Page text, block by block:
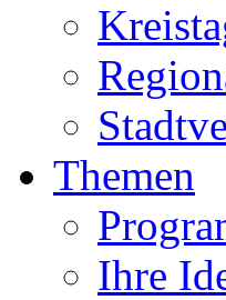
Themen
Ihre